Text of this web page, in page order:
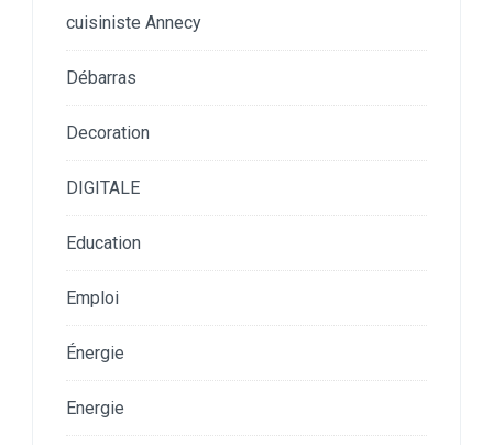
cuisiniste Annecy
Débarras
Decoration
DIGITALE
Education
Emploi
Énergie
Energie